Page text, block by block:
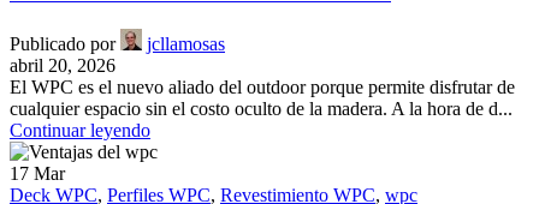
Publicado por
jcllamosas
abril 20, 2026
El WPC es el nuevo aliado del outdoor porque permite disfrutar de
cualquier espacio sin el costo oculto de la madera. A la hora de d...
Continuar leyendo
17 Mar
Deck WPC, Perfiles WPC, Revestimiento WPC, wpc